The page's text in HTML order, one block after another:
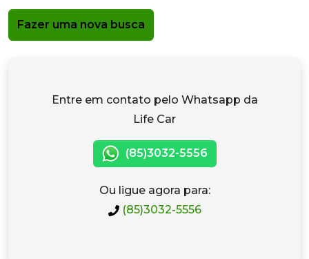
Fazer uma nova busca
Entre em contato pelo Whatsapp da
Life Car
(85)3032-5556
Ou ligue agora para:
(85)3032-5556